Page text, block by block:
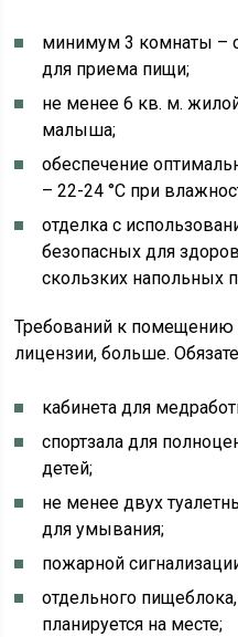
минимум 3 комнаты –
для приема пищи;
не менее 6 кв. м.
малыша;
обеспечение
– 22-24 °C при
отделка с
безопасных для
скользких напольных
Требований к помещению
лицензии, больше.
кабинета для
спортзала для
детей;
не менее двух
для умывания;
пожарной
отдельного
планируется на месте;